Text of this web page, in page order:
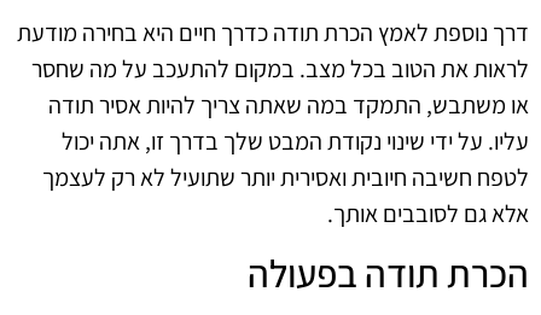
דרך נוספת לאמץ הכרת תודה כדרך חיים היא בחירה מודעת
לראות את הטוב בכל מצב. במקום להתעכב על מה שחסר
או משתבש, התמקד במה שאתה צריך להיות אסיר תודה
עליו. על ידי שינוי נקודת המבט שלך בדרך זו, אתה יכול
לטפח חשיבה חיובית ואסירית יותר שתועיל לא רק לעצמך
אלא גם לסובבים אותך.
הכרת תודה בפעולה